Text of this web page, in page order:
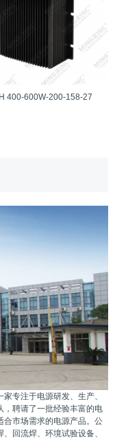
400-600W-200-158-27
专注于电源研发、生产、
，聘请了一批经验丰富的电
合市场需求的电源产品。公
回流焊、环境试验设备、